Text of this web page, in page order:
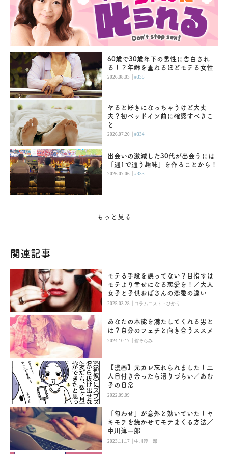
60歳で30歳年下の男性に告白され
る！？年齢を重ねるほどモテる女性
2026.08.03 |#335
ヤると好きになっちゃうけど大丈
夫？初ベッドイン前に確認すべきこ
と
2026.07.20 |#334
出会いの激減した30代が出会うには
「週1で通う趣味」を作ることから！
2026.07.06 |#333
もっと見る
関連記事
モテる手段を誤ってない？目指すは
モテより幸せになる恋愛を！／大人
女子と子供おばさんの恋愛の違い
2025.03.28 | コラムニスト・ひかり
あなたの本能を満たしてくれる男と
は？自分のフェチと向き合うススメ
2024.10.17 |舘そらみ
【漫画】元カレ忘れられました！二
人目付き合ったら沼りづらい／あむ
子の日常
2022.09.09
「匂わせ」が意外と効いていた！ヤ
キモチを焼かせてモテまくる方法／
中川淳一郎
2023.11.17 |中川淳一郎